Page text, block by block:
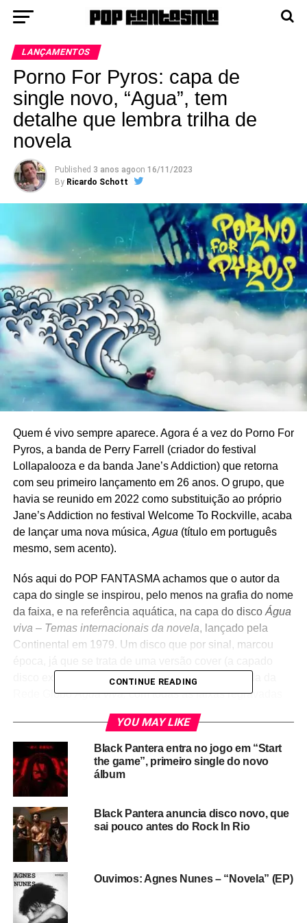
LANÇAMENTOS
Porno For Pyros: capa de
single novo, “Agua”, tem
detalhe que lembra trilha de
novela
Published 3 anos agoon 16/11/2023
By Ricardo Schott
Quem é vivo sempre aparece. Agora é a vez do Porno For
Pyros, a banda de Perry Farrell (criador do festival
Lollapalooza e da banda Jane’s Addiction) que retorna
com seu primeiro lançamento em 26 anos. O grupo, que
havia se reunido em 2022 como substituição ao próprio
Jane’s Addiction no festival Welcome To Rockville, acaba
de lançar uma nova música, Agua (título em português
mesmo, sem acento).
Nós aqui do POP FANTASMA achamos que o autor da
capa do single se inspirou, pelo menos na grafia do nome
da faixa, e na referência aquática, na capa do disco Água
viva – Temas internacionais da novela, lançado pela
Continental em 1979. Um disco que por sinal, marcou
disco explica isso) da trilha internacional da novela da
Rede GloboÁgua viva,com todas as faixas regravadas
Na época, deu na revista
havia lançado o disco como uma forma de protestar
CONTINUE READING
YOU MAY LIKE
Black Pantera entra no jogo em “Start
the game”, primeiro single do novo
álbum
Black Pantera anuncia disco novo, que
sai pouco antes do Rock In Rio
Ouvimos: Agnes Nunes – “Novela” (EP)